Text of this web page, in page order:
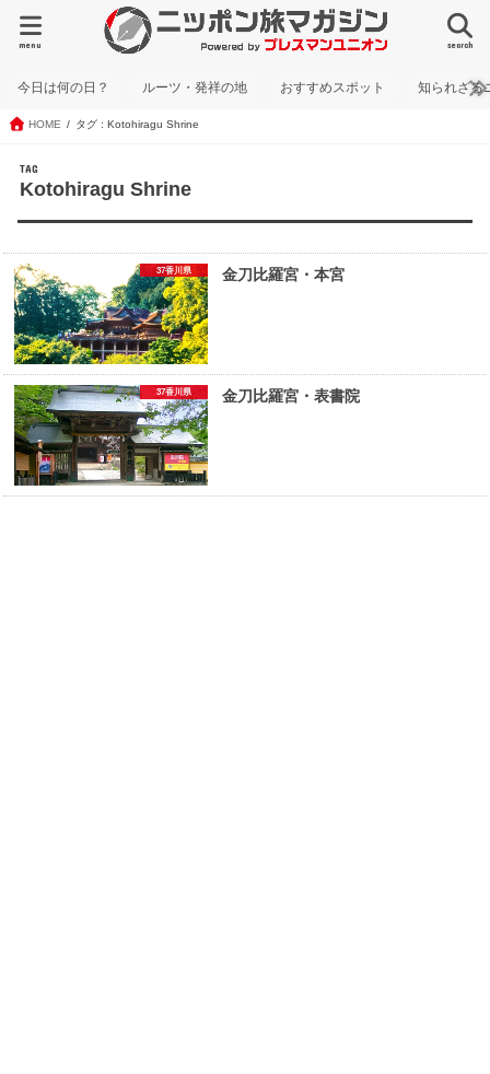
search
menu
今日は何の日？ ルーツ・発祥の地 おすすめスポット 知られざる
HOME タグ : Kotohiragu Shrine
TAG
Kotohiragu Shrine
37香川県 金刀比羅宮・本宮
37香川県 金刀比羅宮・表書院